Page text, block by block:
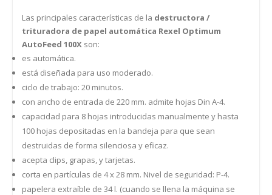
Las principales características de la destructora /
trituradora de papel automática Rexel Optimum
AutoFeed 100X son:
es automática.
está diseñada para uso moderado.
ciclo de trabajo: 20 minutos.
con ancho de entrada de 220 mm. admite hojas Din A-4.
capacidad para 8 hojas introducidas manualmente y hasta
100 hojas depositadas en la bandeja para que sean
destruidas de forma silenciosa y eficaz.
acepta clips, grapas, y tarjetas.
corta en partículas de 4 x 28 mm. Nivel de seguridad: P-4.
papelera extraíble de 34 l. (cuando se llena la máquina se